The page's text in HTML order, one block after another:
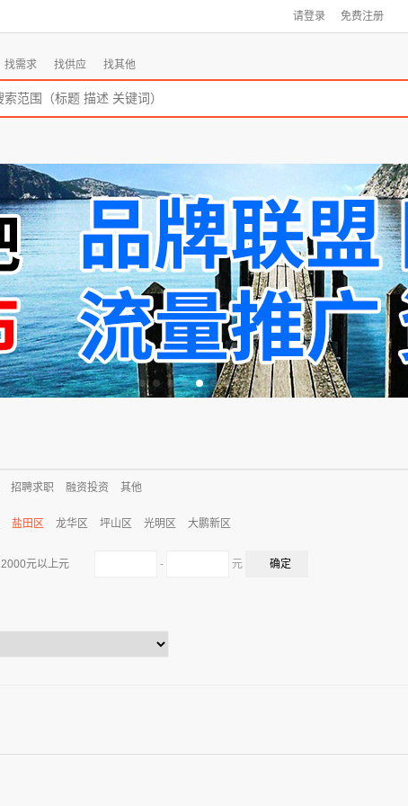
请登录 免费注册
找需求 找供应 找其他
招聘求职 融资投资 其他
盐田区 龙华区 坪山区 光明区 大鹏新区
2000元以上元 - 元